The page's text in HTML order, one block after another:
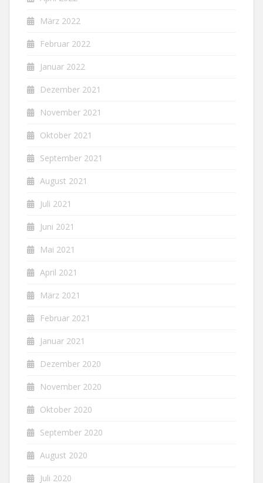
März 2022
Februar 2022
Januar 2022
Dezember 2021
November 2021
Oktober 2021
September 2021
August 2021
Juli 2021
Juni 2021
Mai 2021
April 2021
März 2021
Februar 2021
Januar 2021
Dezember 2020
November 2020
Oktober 2020
September 2020
August 2020
Juli 2020